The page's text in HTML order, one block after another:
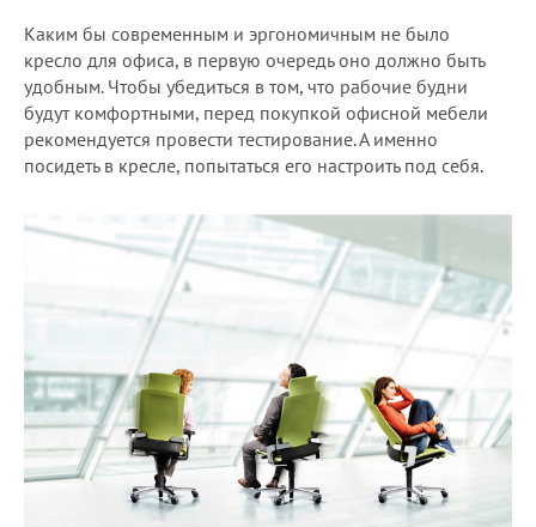
Каким бы современным и эргономичным не было
кресло для офиса, в первую очередь оно должно быть
удобным. Чтобы убедиться в том, что рабочие будни
будут комфортными, перед покупкой офисной мебели
рекомендуется провести тестирование. А именно
посидеть в кресле, попытаться его настроить под себя.